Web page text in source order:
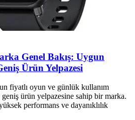
Genel Bakış: Uygun
Ürün Yelpazesi
fiyatlı oyun ve günlük kullanım
ürün yelpazesine sahip bir marka.
performans ve dayanıklılık